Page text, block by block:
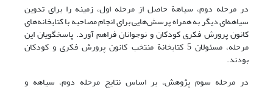
در مرحله دوم، سیاهة حاصل از مرحله اول، زمینه را برای تدوین
سیاهه‌ای دیگر به همراه پرسش‌هایی برای انجام مصاحبه با کتابخانه‌های
کانون پرورش فکری کودکان و نوجوانان فراهم آورد. پاسخگویان این
مرحله، مسئولان 5 کتابخانة منتخب کانون پرورش فکری و کودکان
بودند.
در مرحله سوم پژوهش، بر اساس نتایج مرحله دوم، سیاهه و